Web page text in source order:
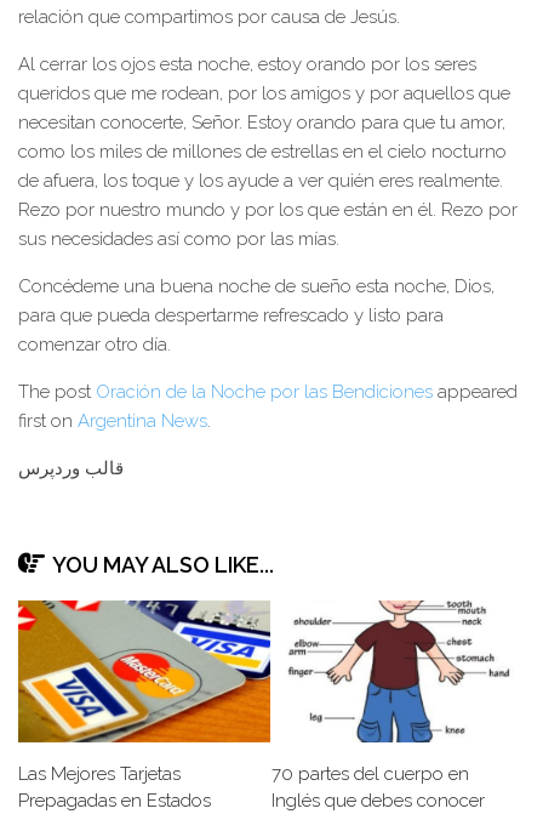
relación que compartimos por causa de Jesús.
Al cerrar los ojos esta noche, estoy orando por los seres
queridos que me rodean, por los amigos y por aquellos que
necesitan conocerte, Señor. Estoy orando para que tu amor,
como los miles de millones de estrellas en el cielo nocturno
de afuera, los toque y los ayude a ver quién eres realmente.
Rezo por nuestro mundo y por los que están en él. Rezo por
sus necesidades así como por las mías.
Concédeme una buena noche de sueño esta noche, Dios,
para que pueda despertarme refrescado y listo para
comenzar otro día.
The post Oración de la Noche por las Bendiciones appeared
first on Argentina News.
قالب وردپرس
YOU MAY ALSO LIKE...
Las Mejores Tarjetas
Prepagadas en Estados
70 partes del cuerpo en
Inglés que debes conocer